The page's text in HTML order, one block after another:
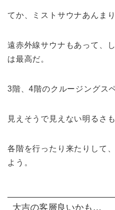
てか、ミストサウナあんま
遠赤外線サウナもあって、
は最高だ。
3階、4階のクルージングス
見えそうで見えない明るさも
各階を行ったり来たりして
よう。
大吉の客層良いかも…